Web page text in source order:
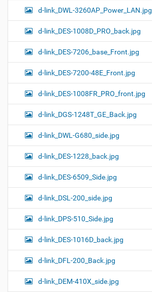
d-link_DWL-3260AP_Power_LAN.jpg
d-link_DES-1008D_PRO_back.jpg
d-link_DES-7206_base_Front.jpg
d-link_DES-7200-48E_Front.jpg
d-link_DES-1008FR_PRO_front.jpg
d-link_DGS-1248T_GE_Back.jpg
d-link_DWL-G680_side.jpg
d-link_DES-1228_back.jpg
d-link_DES-6509_Side.jpg
d-link_DSL-200_side.jpg
d-link_DPS-510_Side.jpg
d-link_DES-1016D_back.jpg
d-link_DFL-200_Back.jpg
d-link_DEM-410X_side.jpg